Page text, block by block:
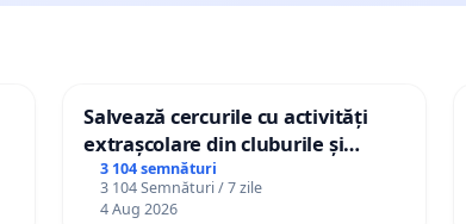
Salvează cercurile cu activități
extrașcolare din cluburile și
palatele copiilor
3 104 semnături
3 104 Semnături / 7 zile
4 Aug 2026